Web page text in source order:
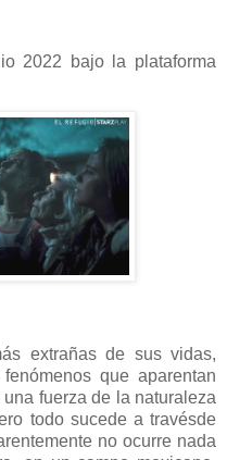
2022 bajo la plataforma
extrañas de sus vidas,
que aparentan
fuerza de la naturaleza
todo sucede a travésde
no ocurre nada